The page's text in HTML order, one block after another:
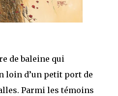
de baleine qui
loin d’un petit port de
Parmi les témoins